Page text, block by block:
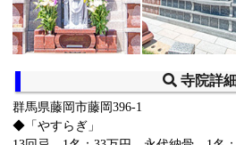
寺院詳
群馬県藤岡市藤岡396-1
◆「やすらぎ」